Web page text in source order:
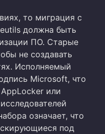
то миграция с
должна быть
ПО. Старые
не создавать
Исполняемый
Microsoft, что
или
означает, что
под